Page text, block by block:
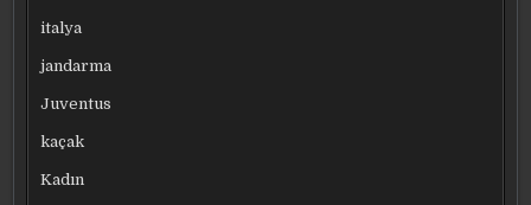
italya
jandarma
Juventus
kaçak
Kadın